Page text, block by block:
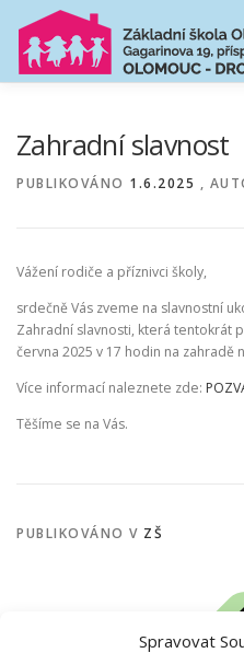
Spravovat
Přeskočit
obsah
Zahradní slavnost
PUBLIKOVÁNO 1.6.2025 ,
Vážení rodiče a příznivci školy,
srdečně Vás zveme na slavnostní
Zahradní slavnosti, která tentokrát
června 2025 v 17 hodin na zahradě
Více informací naleznete zde:
Těšíme se na Vás.
PUBLIKOVÁNO V ZŠ